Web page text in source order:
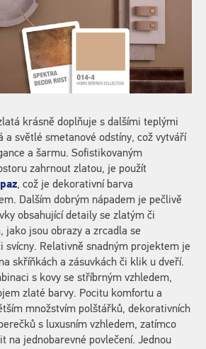
krásně doplňuje s dalšími teplými
a světlé smetanové odstíny, což vytváří
a šarmu. Sofistikovaným
zahrnout zlatou, je použít
, což je dekorativní barva
Dalším dobrým nápadem je pečlivě
obsahující detaily se zlatým či
jako jsou obrazy a zrcadla se
svícny. Relativně snadným projektem je
skříňkách a zásuvkách či klik u dveří.
s kovy se stříbrným vzhledem,
zlaté barvy. Pocitu komfortu a
množstvím polštářků, dekorativních
s luxusním vzhledem, zatímco
na jednobarevné povlečení. Jednou